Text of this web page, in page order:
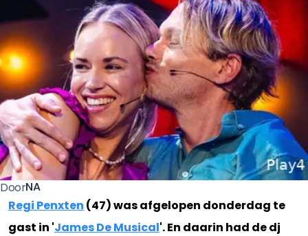
DoorNA
Regi Penxten (47) was afgelopen donderdag te
gast in 'James De Musical'. En daarin had de dj